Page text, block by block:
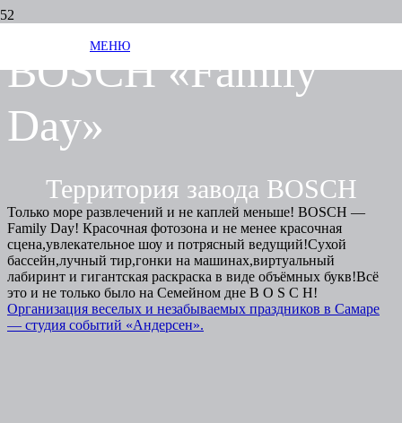
МЕНЮ
BOSCH «Family
Day»
Территория завода BOSCH
Только море развлечений и не каплей меньше! BOSCH —
Family Day! Красочная фотозона и не менее красочная
сцена,увлекательное шоу и потрясный ведущий!Сухой
бассейн,лучный тир,гонки на машинах,виртуальный
лабиринт и гигантская раскраска в виде объёмных букв!Всё
это и не только было на Семейном дне B O S C H!
Организация веселых и незабываемых праздников в Самаре
— студия событий «Андерсен».